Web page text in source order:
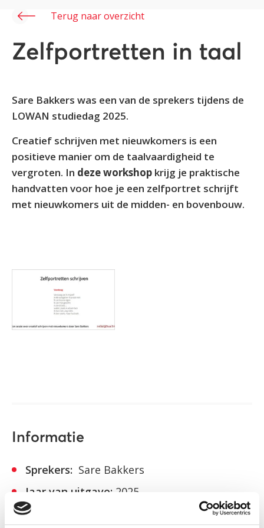
Terug naar overzicht
Zelfportretten in taal
Sare Bakkers was een van de sprekers tijdens de
LOWAN studiedag 2025.
Creatief schrijven met nieuwkomers is een
positieve manier om de taalvaardigheid te
vergroten. In deze workshop krijg je praktische
handvatten voor hoe je een zelfportret schrijft
met nieuwkomers uit de midden- en bovenbouw.
Informatie
Sprekers: Sare Bakkers
Jaar van uitgave: 2025